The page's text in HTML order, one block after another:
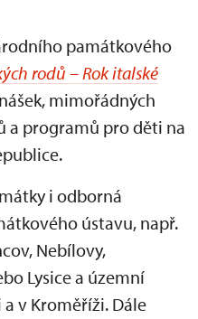
památkového
rodů – Rok italské
mimořádných
a programů pro děti na
i odborná
ústavu, např.
Nebílovy,
Lysice a územní
v Kroměříži. Dále